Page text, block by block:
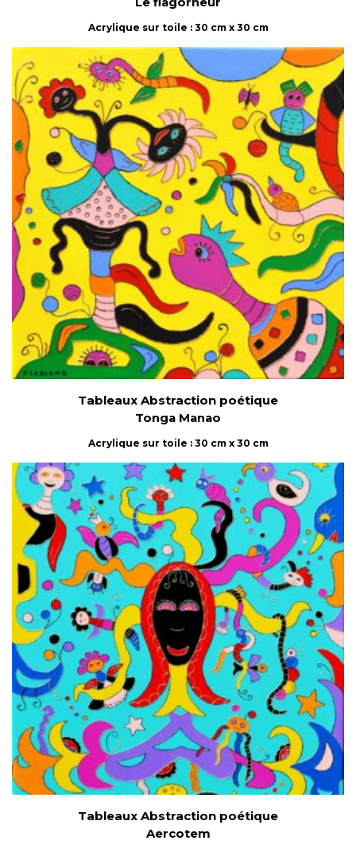
Acrylique sur toile : 30 cm x 30 cm
Tableaux Abstraction poétique
Tonga Manao
Acrylique sur toile : 30 cm x 30 cm
Tableaux Abstraction poétique
Aercotem